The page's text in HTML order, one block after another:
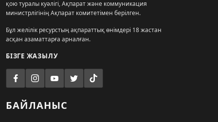
қою туралы куәлігі, Ақпарат және коммуникация
министрлігінің Ақпарат комитетімен берілген.
Бұл желілік ресурстың ақпараттық өнімдері 18 жастан
асқан азаматтарға арналған.
БІЗГЕ ЖАЗЫЛУ
БАЙЛАНЫС